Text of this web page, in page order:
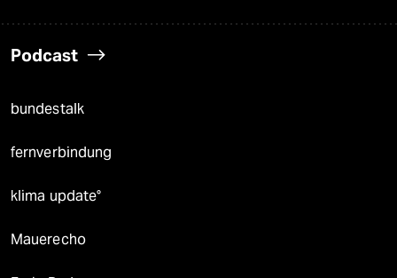
Podcast
bundestalk
fernverbindung
klima update°
Mauerecho